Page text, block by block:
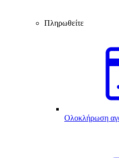
Πληρωθείτε
Ολοκλήρωση